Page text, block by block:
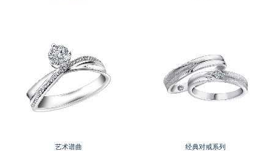
艺术谱曲
经典对戒系列